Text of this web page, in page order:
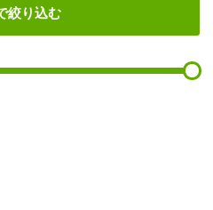
絞り込む